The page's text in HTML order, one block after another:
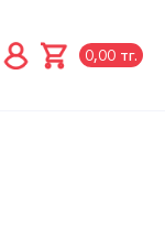
0,00 тг.